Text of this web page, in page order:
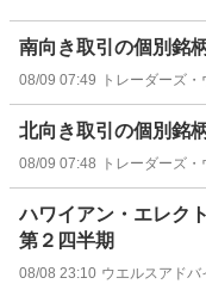
南向き取引の個別銘
08/09 07:49 トレーダーズ・
北向き取引の個別銘
08/09 07:48 トレーダーズ・
ハワイアン・エレク
第２四半期
08/08 23:10 ウエルスアドバ